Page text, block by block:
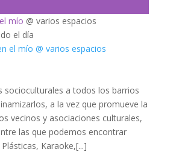
mío @ varios espacios
el día
socioculturales a todos los barrios
a la vez que promueve la
vecinos y asociaciones culturales,
las que podemos encontrar
Karaoke,[...]